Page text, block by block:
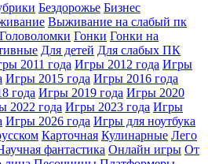
Бездорожье Бизнес
Выживание на слабый пк
Головоломки Гонки Гонки на
Для детей Для слабых ПК
2011 года Игры 2012 года Игры
Игры 2015 года Игры 2016 года
года Игры 2019 года Игры 2020
2022 года Игры 2023 года Игры
Игры 2026 года Игры для ноутбука
Карточная Кулинарные Лего
фантастика Онлайн игры От